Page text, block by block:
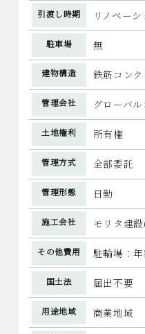
引渡し時期 リノベー
駐車場 無
建物構造 鉄筋コンク
管理会社 グローバ
土地権利 所有権
管理方式 全部委託
管理形態 日勤
施工会社 モリタ建
その他費用 駐輪場：
国土法 届出不要
用途地域 商業地域